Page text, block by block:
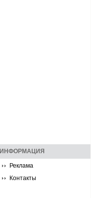
ИНФОРМАЦИЯ
Реклама
Контакты